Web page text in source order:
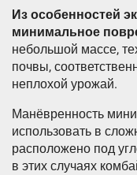
Из особенностей
минимальное
небольшой массе,
почвы,
неплохой урожай.
Манёвренность
использовать в
расположено под
в этих случаях